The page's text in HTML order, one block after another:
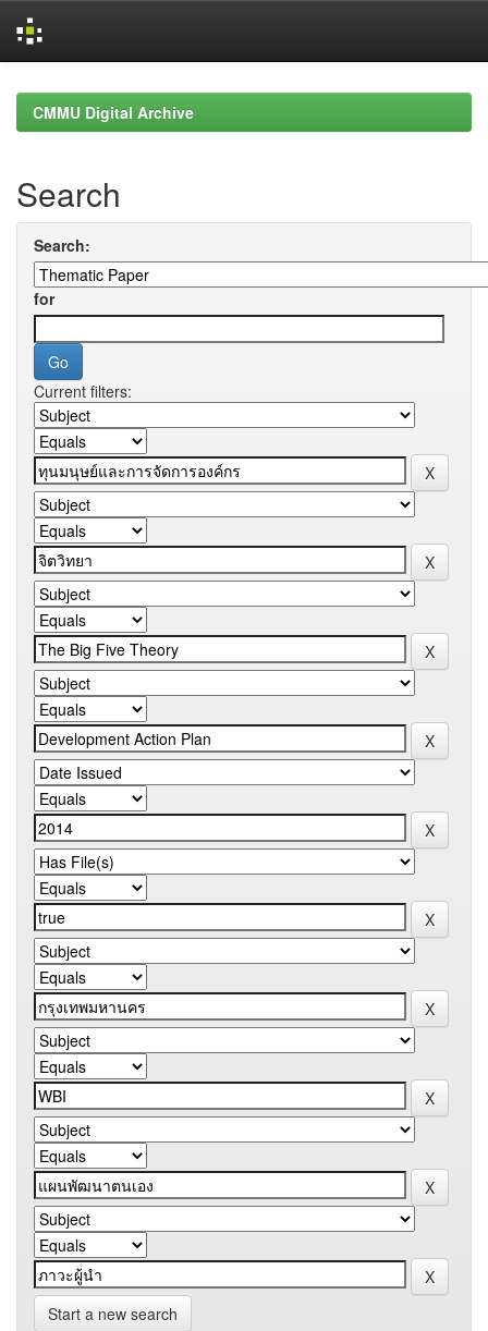
navigationCMMU Digital Archive
Search
Search:
for
Current filters:
Start a new search